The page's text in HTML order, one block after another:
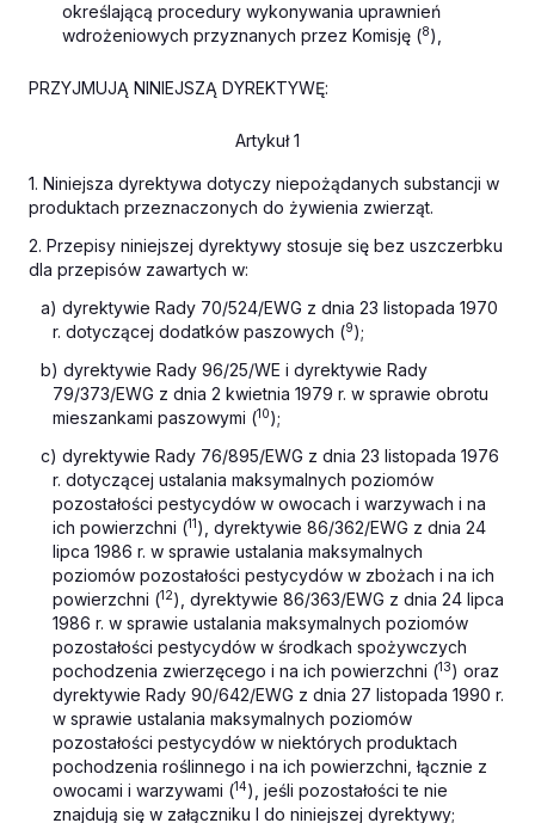
określającą procedury wykonywania uprawnień
wdrożeniowych przyznanych przez Komisję (8),
PRZYJMUJĄ NINIEJSZĄ DYREKTYWĘ:
Artykuł 1
1. Niniejsza dyrektywa dotyczy niepożądanych substancji w
produktach przeznaczonych do żywienia zwierząt.
2. Przepisy niniejszej dyrektywy stosuje się bez uszczerbku
dla przepisów zawartych w:
a) dyrektywie Rady 70/524/EWG z dnia 23 listopada 1970
r. dotyczącej dodatków paszowych (9);
b) dyrektywie Rady 96/25/WE i dyrektywie Rady
79/373/EWG z dnia 2 kwietnia 1979 r. w sprawie obrotu
mieszankami paszowymi (10);
c) dyrektywie Rady 76/895/EWG z dnia 23 listopada 1976
r. dotyczącej ustalania maksymalnych poziomów
pozostałości pestycydów w owocach i warzywach i na
ich powierzchni (11), dyrektywie 86/362/EWG z dnia 24
lipca 1986 r. w sprawie ustalania maksymalnych
poziomów pozostałości pestycydów w zbożach i na ich
powierzchni (12), dyrektywie 86/363/EWG z dnia 24 lipca
1986 r. w sprawie ustalania maksymalnych poziomów
pozostałości pestycydów w środkach spożywczych
pochodzenia zwierzęcego i na ich powierzchni (13) oraz
dyrektywie Rady 90/642/EWG z dnia 27 listopada 1990 r.
w sprawie ustalania maksymalnych poziomów
pozostałości pestycydów w niektórych produktach
pochodzenia roślinnego i na ich powierzchni, łącznie z
owocami i warzywami (14), jeśli pozostałości te nie
znajdują się w załączniku I do niniejszej dyrektywy;